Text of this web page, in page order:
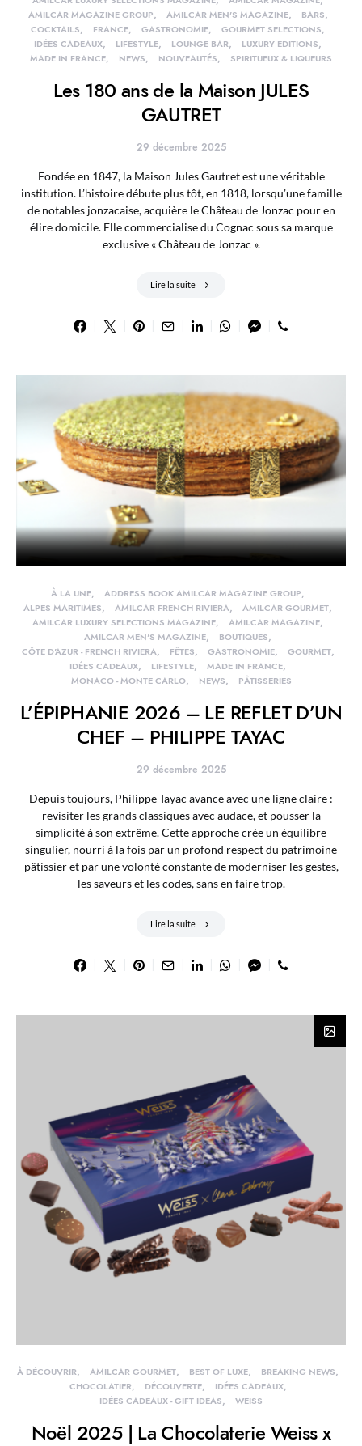
AMILCAR MAGAZINE GROUP
AMILCAR MEN'S MAGAZINE
BARS
COCKTAILS
FRANCE GASTRONOMIE
GOURMET SELECTIONS
IDÉES CADEAUX
LIFESTYLE LOUNGE BAR
LUXURY EDITIONS
MADE IN FRANCE
NEWS NOUVEAUTÉS SPIRITUEUX & LIQUEURS
Les 180 ans de la Maison JULES
GAUTRET
29 décembre 2025
Fondée en 1847, la Maison Jules Gautret est une véritable
institution. L’histoire débute plus tôt, en 1818, lorsqu’une famille
de notables jonzacaise, acquière le Château de Jonzac pour en
élire domicile. Elle commercialise du Cognac sous sa marque
exclusive « Château de Jonzac ».
Lire la suite
À LA UNE
ADDRESS BOOK AMILCAR MAGAZINE GROUP
ALPES MARITIMES
AMILCAR FRENCH RIVIERA
AMILCAR GOURMET
AMILCAR LUXURY SELECTIONS MAGAZINE
AMILCAR MAGAZINE
AMILCAR MEN'S MAGAZINE
BOUTIQUES
CÔTE D'AZUR - FRENCH RIVIERA
FÊTES GASTRONOMIE
GOURMET
IDÉES CADEAUX
LIFESTYLE
MADE IN FRANCE
MONACO - MONTE CARLO
NEWS PÂTISSERIES
L’ÉPIPHANIE 2026 – LE REFLET D’UN
CHEF – PHILIPPE TAYAC
29 décembre 2025
Depuis toujours, Philippe Tayac avance avec une ligne claire :
revisiter les grands classiques avec audace, et pousser la
simplicité à son extrême. Cette approche crée un équilibre
singulier, nourri à la fois par un profond respect du patrimoine
pâtissier et par une volonté constante de moderniser les gestes,
les saveurs et les codes, sans en faire trop.
Lire la suite
À DÉCOUVRIR AMILCAR GOURMET BEST OF LUXE
BREAKING NEWS
CHOCOLATIER
DÉCOUVERTE
IDÉES CADEAUX
IDÉES CADEAUX - GIFT IDEAS
WEISS
Noël 2025 | La Chocolaterie Weiss x